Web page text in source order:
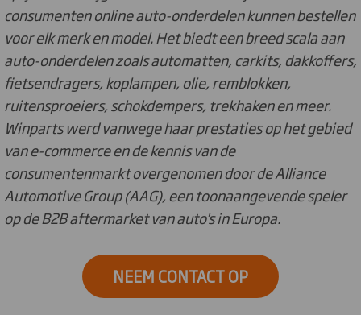
consumenten online auto-onderdelen kunnen bestellen
voor elk merk en model. Het biedt een breed scala aan
auto-onderdelen zoals automatten, carkits, dakkoffers,
fietsendragers, koplampen, olie, remblokken,
ruitensproeiers, schokdempers, trekhaken en meer.
Winparts werd vanwege haar prestaties op het gebied
van e-commerce en de kennis van de
consumentenmarkt overgenomen door de Alliance
Automotive Group (AAG), een toonaangevende speler
op de B2B aftermarket van auto's in Europa.
NEEM CONTACT OP